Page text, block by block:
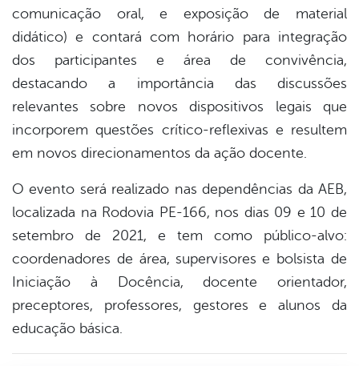
comunicação oral, e exposição de material
didático) e contará com horário para integração
dos participantes e área de convivência,
destacando a importância das discussões
relevantes sobre novos dispositivos legais que
incorporem questões crítico-reflexivas e resultem
em novos direcionamentos da ação docente.
O evento será realizado nas dependências da AEB,
localizada na Rodovia PE-166, nos dias 09 e 10 de
setembro de 2021, e tem como público-alvo:
coordenadores de área, supervisores e bolsista de
Iniciação à Docência, docente orientador,
preceptores, professores, gestores e alunos da
educação básica.